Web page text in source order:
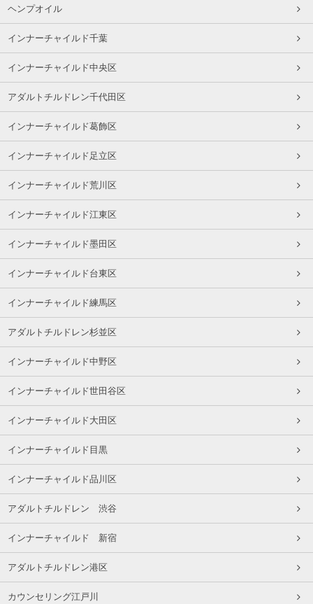
ヘンプオイル
インナーチャイルド千葉
インナーチャイルド中央区
アダルトチルドレン千代田区
インナーチャイルド葛飾区
インナーチャイルド足立区
インナーチャイルド荒川区
インナーチャイルド江東区
インナーチャイルド墨田区
インナーチャイルド台東区
インナーチャイルド練馬区
アダルトチルドレン杉並区
インナーチャイルド中野区
インナーチャイルド世田谷区
インナーチャイルド大田区
インナーチャイルド目黒
インナーチャイルド品川区
アダルトチルドレン 渋谷
インナーチャイルド 新宿
アダルトチルドレン港区
カウンセリング江戸川